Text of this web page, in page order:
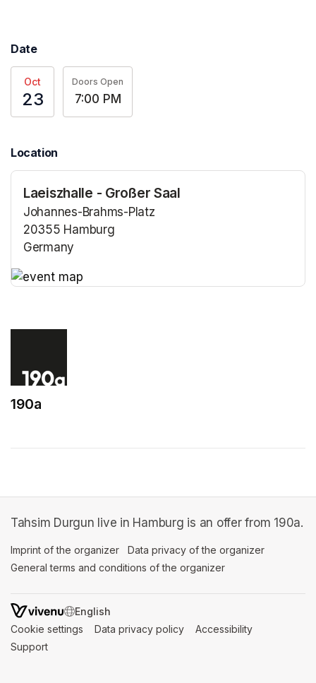
Date
Oct
23
Doors Open
7:00 PM
Location
Laeiszhalle - Großer Saal
Johannes-Brahms-Platz
20355 Hamburg
Germany
190a
Tahsim Durgun live in Hamburg is an offer from 190a.
Imprint of the organizer (opens in a new tab)
Data privacy of the organizer
General terms and conditions of the organizer
SWITCH LANGUAGE
Cookie settings (opens in a new tab)
Data privacy policy (opens in a new tab)
Accessibility
Support